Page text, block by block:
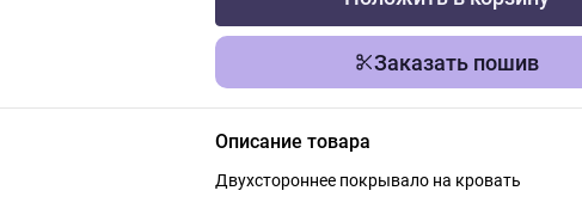
Заказать пошив
Описание товара
Двухстороннее покрывало на кровать